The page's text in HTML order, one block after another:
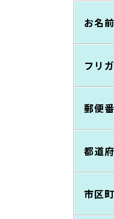
お名前
フリ
郵便
都道
市区